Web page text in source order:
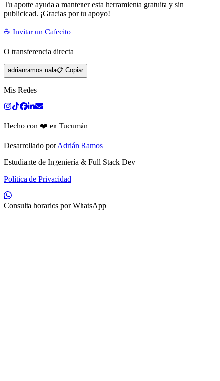
Tu aporte ayuda a mantener esta herramienta gratuita y sin
publicidad. ¡Gracias por tu apoyo!
☕ Invitar un Cafecito
O transferencia directa
adrianramos.uala📋 Copiar
Mis Redes
Hecho con ❤️ en Tucumán
Desarrollado porAdrián Ramos
Estudiante de Ingeniería & Full Stack Dev
Política de Privacidad
Consulta horarios por WhatsApp